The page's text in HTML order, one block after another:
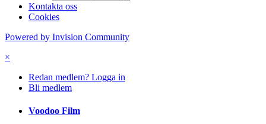
Kontakta oss
Cookies
Powered by Invision Community
×
Redan medlem? Logga in
Bli medlem
Voodoo Film